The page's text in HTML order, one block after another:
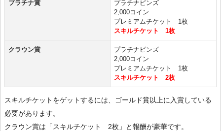
プラチナ賞
プラチナピンズ
2,000コイン
プレミアムチケット 1枚
スキルチケット 1枚
クラウン賞
プラチナピンズ
2,000コイン
プレミアムチケット 1枚
スキルチケット 2枚
スキルチケットをゲットするには、ゴールド賞以上に入賞している
必要があります。
クラウン賞は「スキルチケット 2枚」と報酬が豪華です。